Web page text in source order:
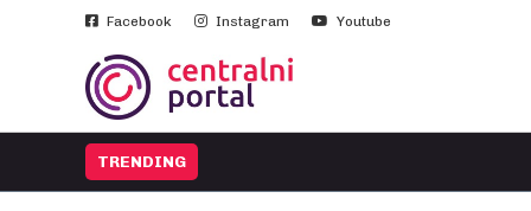
Facebook Instagram Youtube
TRENDING